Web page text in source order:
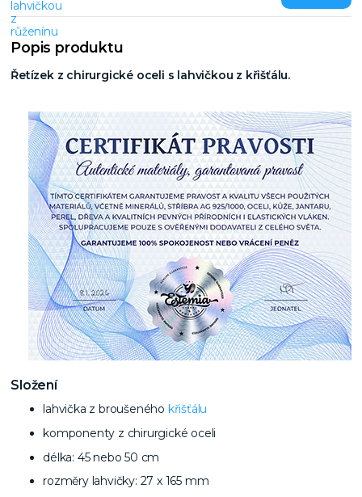
Popis produktu
Řetízek z chirurgické oceli s lahvičkou z křišťálu.
Složení
lahvička z broušeného křišťálu
komponenty z chirurgické oceli
délka: 45 nebo 50 cm
rozměry lahvičky: 27 x 165 mm